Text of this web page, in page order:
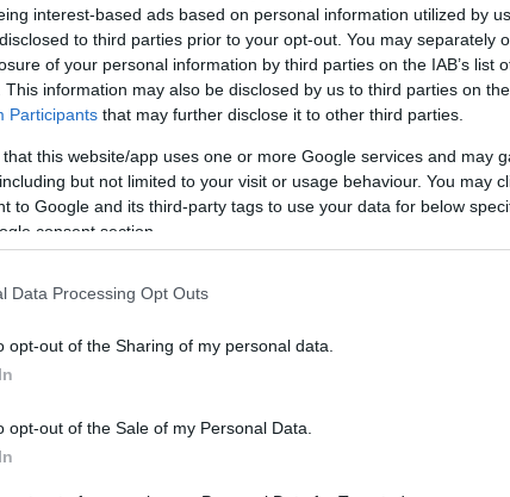
interest-based ads based on personal information utilized by
to third parties prior to your opt-out. You may separately
of your personal information by third parties on the IAB’s list
This information may also be disclosed by us to third parties on the
Participants that may further disclose it to other third parties.
that this website/app uses one or more Google services and may
but not limited to your visit or usage behaviour. You may
to Google and its third-party tags to use your data for below
consent section.
Data Processing Opt Outs
opt-out of the Sharing of my personal data.
opt-out of the Sale of my Personal Data.
Ερυθρός Αστέρας - Παναθηναϊκός,
Ράντονιτς, ο οποίος
και όμως εξαιρετικά δυνατές. Ο
του, πριν από το τζάμπολ της αναμέτρησης με
με τα χρώματα του Ερυθρού Αστέρα
Πιονίρ» χειροκρότησαν θερμά τον